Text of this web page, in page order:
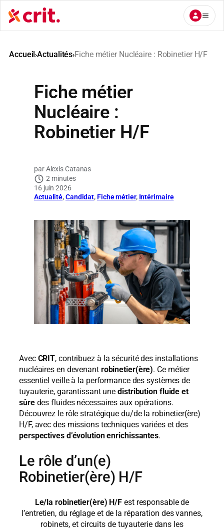
Aller
au
contenu
Accueil›Actualités›Fiche métier Nucléaire : Robinetier H/F
Fiche métier
Nucléaire :
Robinetier H/F
Alexis Catanas
2 minutes
16 juin 2026
Actualité, Candidat, Fiche métier, Intérimaire
Avec CRIT, contribuez à la sécurité des installations
nucléaires en devenant robinetier(ère). Ce métier
essentiel veille à la performance des systèmes de
tuyauterie, garantissant unedistribution fluide et
sûredes fluides nécessaires aux opérations.
Découvrez le rôle stratégique du/de la robinetier(ère)
H/F, avec des missions techniques variées et des
perspectives d’évolution enrichissantes.
Le rôle d’un(e)
Robinetier(ère) H/F
Le/la robinetier(ère) H/F est responsable de
l’entretien, du réglage et de la réparation des vannes,
robinets, et circuits de tuyauterie dans les